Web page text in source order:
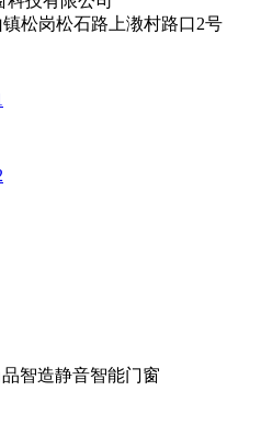
松岗松石路上漖村路口2号
品智造静音智能门窗